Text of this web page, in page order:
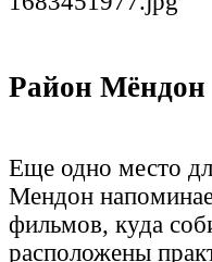
Район Мёндон
Еще одно место
Мендон
фильмов, куда
расположены